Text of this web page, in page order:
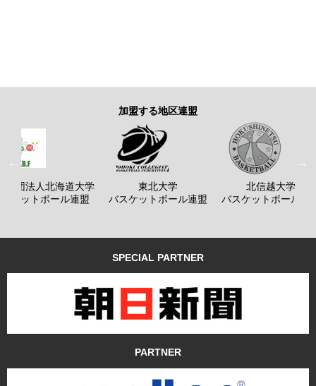
加盟する地区連盟
社団法人北海道大学
ケットボール連盟
東北大学
バスケットボール連盟
北信越大学
バスケットボール連
SPECIAL PARTNER
PARTNER